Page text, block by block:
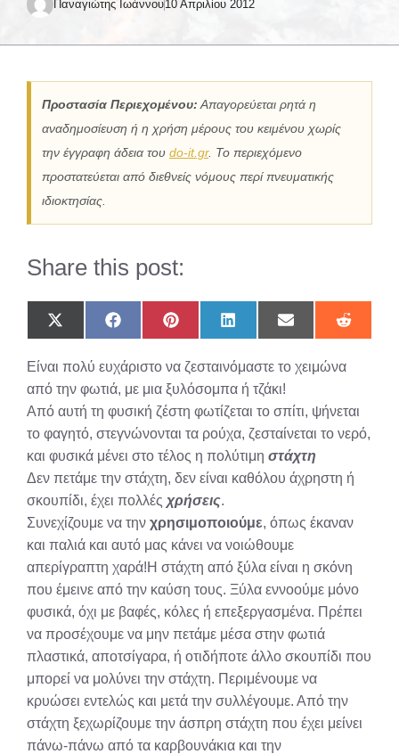
Παναγιώτης Ιωάννου10 Απριλίου 2012
Προστασία Περιεχομένου: Απαγορεύεται ρητά η
αναδημοσίευση ή η χρήση μέρους του κειμένου χωρίς
την έγγραφη άδεια του do-it.gr. Το περιεχόμενο
προστατεύεται από διεθνείς νόμους περί πνευματικής
ιδιοκτησίας.
Share this post:
Share
on
(Twitter)
Share
on
Share
on
Share
on
Share
on
Share
on
Είναι πολύ ευχάριστο να ζεσταινόμαστε το χειμώνα
από την φωτιά, με μια ξυλόσομπα ή τζάκι!
Από αυτή τη φυσική ζέστη φωτίζεται το σπίτι, ψήνεται
το φαγητό, στεγνώνονται τα ρούχα, ζεσταίνεται το νερό,
και φυσικά μένει στο τέλος η πολύτιμη στάχτη
Δεν πετάμε την στάχτη, δεν είναι καθόλου άχρηστη ή
σκουπίδι, έχει πολλές χρήσεις.
Συνεχίζουμε να την χρησιμοποιούμε, όπως έκαναν
και παλιά και αυτό μας κάνει να νοιώθουμε
απερίγραπτη χαρά!Η στάχτη από ξύλα είναι η σκόνη
που έμεινε από την καύση τους. Ξύλα εννοούμε μόνο
φυσικά, όχι με βαφές, κόλες ή επεξεργασμένα. Πρέπει
να προσέχουμε να μην πετάμε μέσα στην φωτιά
πλαστικά, αποτσίγαρα, ή οτιδήποτε άλλο σκουπίδι που
μπορεί να μολύνει την στάχτη. Περιμένουμε να
κρυώσει εντελώς και μετά την συλλέγουμε. Από την
στάχτη ξεχωρίζουμε την άσπρη στάχτη που έχει μείνει
πάνω-πάνω από τα καρβουνάκια και την